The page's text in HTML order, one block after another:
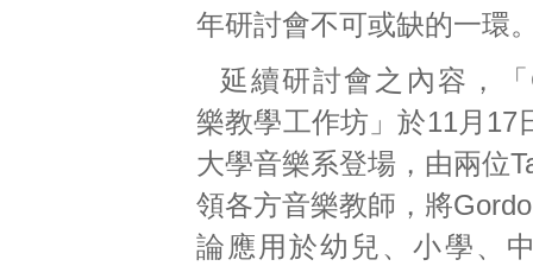
年研討會不可或缺的一環
延續研討會之內容，
樂教學工作坊」於11月17
大學音樂系登場，由兩位
領各方音樂教師，將
論應用於幼兒、小學、